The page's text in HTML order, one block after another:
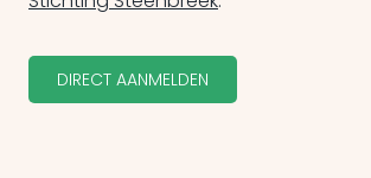
DIRECT AANMELDEN